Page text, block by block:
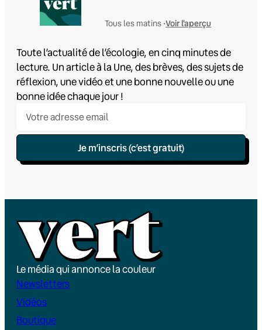
Tous les matins •Voir l'aperçu
Toute l’actualité de l’écologie, en cinq minutes de
lecture. Un article à la Une, des brèves, des sujets de
réflexion, une vidéo et une bonne nouvelle ou une
bonne idée chaque jour !
Je m’inscris (c’est gratuit)
Le média qui annonce la couleur
Newsletters
Vidéos
Boutique